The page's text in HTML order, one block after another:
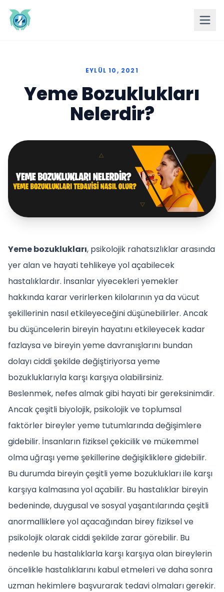
EYLÜL 10, 2021
Yeme Bozuklukları
Nelerdir?
Yeme bozuklukları, psikolojik rahatsızlıklar arasında
yer alan ve hayati tehlikeye yol açabilecek
hastalıklardır. İnsanlar yiyecekleri yemekler
hakkında karar verirlerken kilolarının ya da vücut
şekillerinin nasıl etkileyeceğini düşünebilirler. Ancak
bu düşüncelerin bireyin hayatını etkileyecek kadar
fazlaysa ve bireyin yeme davranışlarını bundan
dolayı ciddi şekilde değiştiriyorsa yeme
bozukluklarıyla karşı karşıya olabilirsiniz.
Beslenmek, nefes almak gibi hayati bir gereksinimdir.
Ancak çeşitli biyolojik, psikolojik ve toplumsal
faktörler bireyler yeme tutumlarında değişimlere
gidebilir. İnsanların fiziksel çekicilik ve mükemmel
olma uğraşı yeme şekillerine değişikliklere gidebilir.
Bu durumda bireyin çeşitli yeme bozuklukları ile karşı
karşıya kalmasına yol açabilir. Bu hastalıklar bireyin
bedeninde, duygusal ve sosyal yaşantılarında çeşitli
anormalliklere yol açacağından birey fiziksel ve
psikolojik olarak ciddi şekilde zarar görebilir. Bu
nedenle bu hastalıklarla karşı karşıya olan bireylerin
öncelikle hastalıklarını kabul etmeleri ve daha sonra
uzman hekimlere başvurarak tedavi olmaları gerekir.